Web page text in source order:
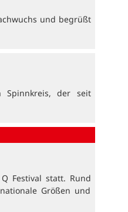
und begrüßt
Spinnkreis, der seit
Festival statt. Rund
Größen und